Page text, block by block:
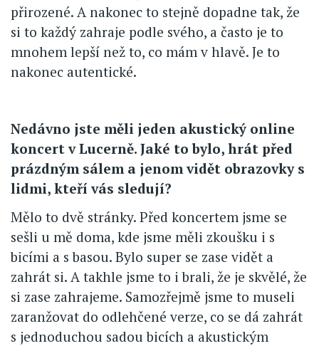
přirozené. A nakonec to stejně dopadne tak, že
si to každý zahraje podle svého, a často je to
mnohem lepší než to, co mám v hlavě. Je to
nakonec autentické.
Nedávno jste měli jeden akustický online
koncert v Lucerně. Jaké to bylo, hrát před
prázdným sálem a jenom vidět obrazovky s
lidmi, kteří vás sledují?
Mělo to dvě stránky. Před koncertem jsme se
sešli u mě doma, kde jsme měli zkoušku i s
bicími a s basou. Bylo super se zase vidět a
zahrát si. A takhle jsme to i brali, že je skvělé, že
si zase zahrajeme. Samozřejmě jsme to museli
zaranžovat do odlehčené verze, co se dá zahrát
s jednoduchou sadou bicích a akustickým